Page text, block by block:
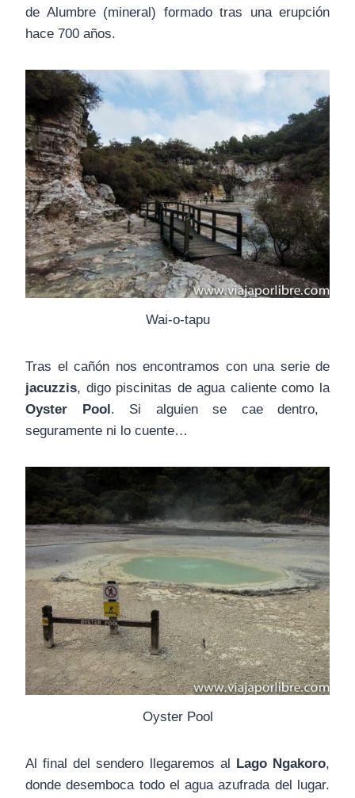
de Alumbre (mineral) formado tras una erupción
hace 700 años.
Wai-o-tapu
Tras el cañón nos encontramos con una serie de
jacuzzis, digo piscinitas de agua caliente como la
Oyster Pool. Si alguien se cae dentro,
seguramente ni lo cuente…
Oyster Pool
Al final del sendero llegaremos al Lago Ngakoro,
donde desemboca todo el agua azufrada del lugar.